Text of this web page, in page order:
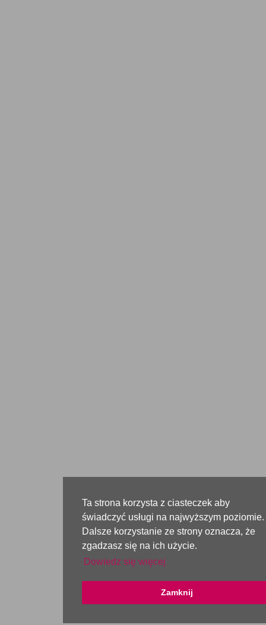
Ta strona korzysta z ciasteczek aby
świadczyć usługi na najwyższym poziomie.
Dalsze korzystanie ze strony oznacza, że
zgadzasz się na ich użycie.
Dowiedz się więcej
Zamknij